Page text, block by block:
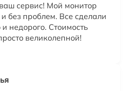
сервис! Мой монитор
без проблем. Все сделали
недорого. Стоимость
великолепной!